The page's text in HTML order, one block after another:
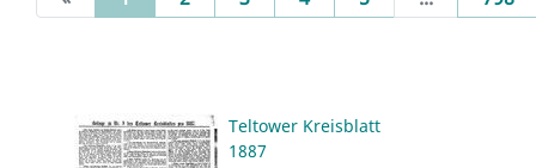
Teltower Kreisblatt
1887